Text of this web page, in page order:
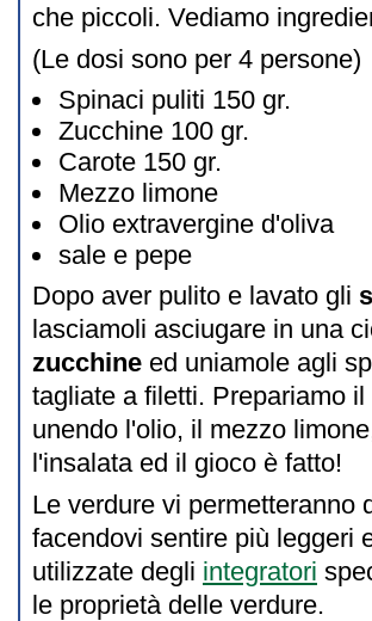
che piccoli. Vediamo
(Le dosi sono per 4 persone)
Spinaci puliti 150 gr.
Zucchine 100 gr.
Carote 150 gr.
Mezzo limone
Olio extravergine d'oliva
sale e pepe
Dopo aver pulito e lavato gli
lasciamoli asciugare in una
zucchine ed uniamole agli
tagliate a filetti. Prepariamo
unendo l'olio, il mezzo
l'insalata ed il gioco è fatto!
Le verdure vi permetteranno
facendovi sentire più leggeri
utilizzate degli integratori
le proprietà delle verdure.